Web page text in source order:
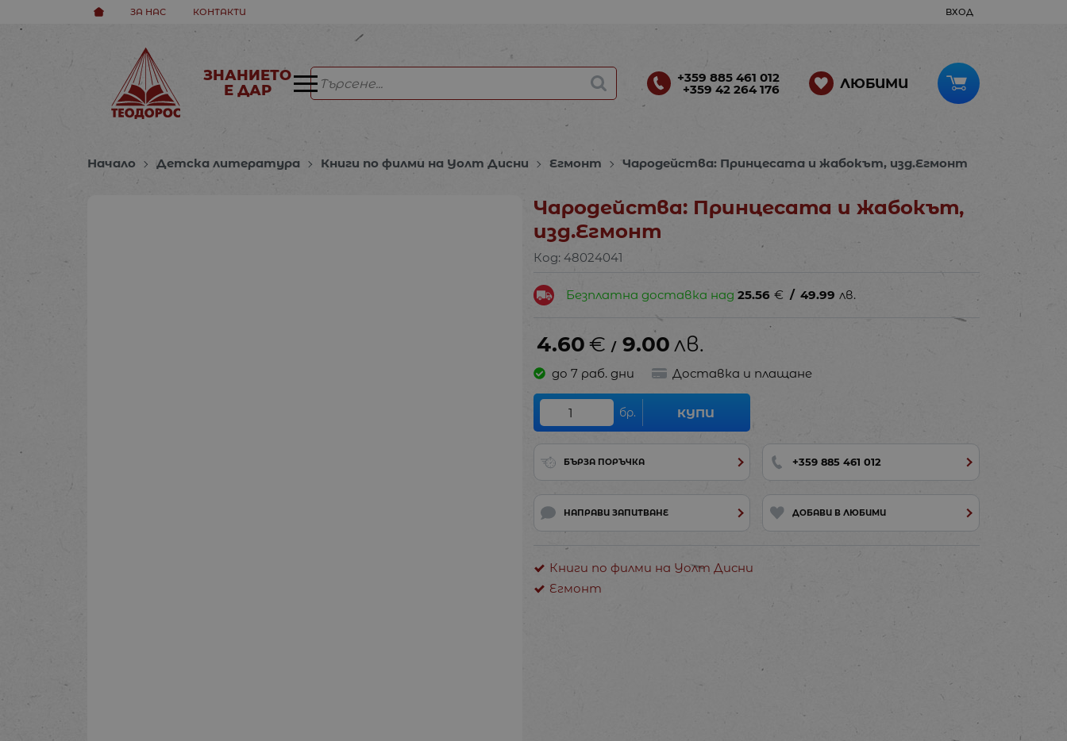
ЗА НАС КОНТАКТИ ВХОД
ЗНАНИЕТО
Е ДАР
+359 885 461 012
+359 42 264 176 ЛЮБИМИ
Начало Детска литература Книги по филми на Уолт Дисни Егмонт Чародейства: Принцесата и жабокът, изд.Егмонт
Чародейства: Принцесата и жабокът,
изд.Егмонт
Код: 48024041
Безплатна доставка над25.56 € / 49.99 лв.
4.60€ / 9.00лв.
до 7 раб. дни Доставка и плащане
бр. КУПИ
БЪРЗА ПОРЪЧКА +359 885 461 012
НАПРАВИ ЗАПИТВАНЕ ДОБАВИ В ЛЮБИМИ
Книги по филми на Уолт Дисни
Егмонт